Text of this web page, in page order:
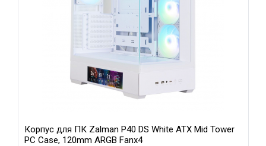
Корпус для ПК Zalman P40 DS White ATX Mid Tower
PC Case, 120mm ARGB Fanx4